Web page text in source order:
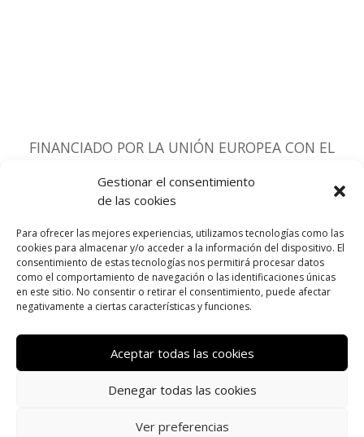
Gestionar el consentimiento
de las cookies
Para ofrecer las mejores experiencias, utilizamos tecnologías como las
cookies para almacenar y/o acceder a la información del dispositivo. El
consentimiento de estas tecnologías nos permitirá procesar datos
como el comportamiento de navegación o las identificaciones únicas
en este sitio. No consentir o retirar el consentimiento, puede afectar
negativamente a ciertas características y funciones.
Aceptar todas las cookies
Denegar todas las cookies
Ver preferencias
FINANCIADO POR LA UNIÓN EUROPEA CON EL
GENERATION (EU) DEL MECANISMO DE
RECUPERACIÓN Y RESILIENCIA
de cookies (UE)·Mapa del sitio